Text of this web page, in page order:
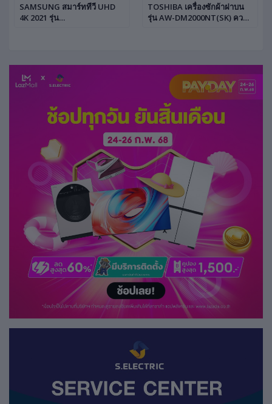
SAMSUNG สมาร์ททีวี UHD
4K 2021 รุ่น
TOSHIBA เครื่องซักผ้าฝาบน
รุ่น AW-DM2000NT(SK) ความ